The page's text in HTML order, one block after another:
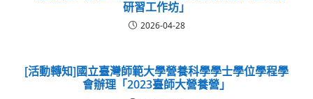
研習工作坊」
2026-04-28
[活動轉知]國立臺灣師範大學營養科學學士學位學程學
會辦理「2023臺師大營養營」